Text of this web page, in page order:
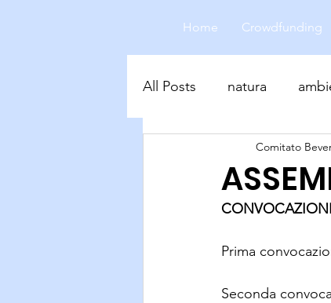
Home Crowdfunding
All Posts natura
Comitato
Prima
Seconda